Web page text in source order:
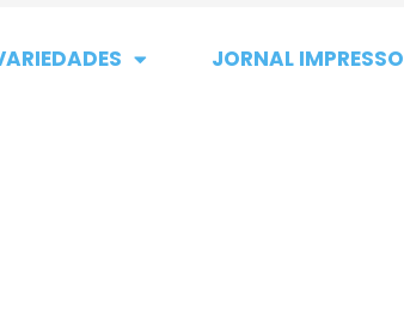
JORNAL IMPRESSO